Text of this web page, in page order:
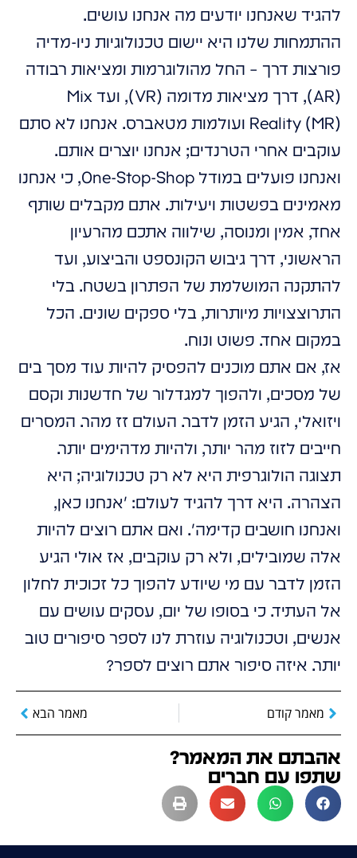
להגיד שאנחנו יודעים מה אנחנו עושים.
ההתמחות שלנו היא יישום טכנולוגיות ניו-מדיה
פורצות דרך – החל מהולוגרמות ומציאות רבודה
(AR), דרך מציאות מדומה (VR), ועד Mix
Reality (MR) ועולמות מטאברס. אנחנו לא סתם
עוקבים אחרי הטרנדים; אנחנו יוצרים אותם.
ואנחנו פועלים במודל One-Stop-Shop, כי אנחנו
מאמינים בפשטות ויעילות. אתם מקבלים שותף
אחד, אמין ומנוסה, שילווה אתכם מהרעיון
הראשוני, דרך גיבוש הקונספט והביצוע, ועד
להתקנה המושלמת של הפתרון בשטח. בלי
התרוצצויות מיותרות, בלי ספקים שונים. הכל
במקום אחד. פשוט ונוח.
אז, אם אתם מוכנים להפסיק להיות עוד מסך בים
של מסכים, ולהפוך למגדלור של חדשנות וקסם
ויזואלי, הגיע הזמן לדבר. העולם זז מהר. המסרים
חייבים לזוז מהר יותר, ולהיות מדהימים יותר.
תצוגה הולוגרפית היא לא רק טכנולוגיה; היא
הצהרה. היא דרך להגיד לעולם: 'אנחנו כאן,
ואנחנו חושבים קדימה'. ואם אתם רוצים להיות
אלה שמובילים, ולא רק עוקבים, אז אולי הגיע
הזמן לדבר עם מי שיודע להפוך כל זכוכית לחלון
אל העתיד. כי בסופו של יום, עסקים עושים עם
אנשים, וטכנולוגיה עוזרת לנו לספר סיפורים טוב
יותר. איזה סיפור אתם רוצים לספר?
מאמר קודם מאמר הבא
אהבתם את המאמר?
שתפו עם חברים